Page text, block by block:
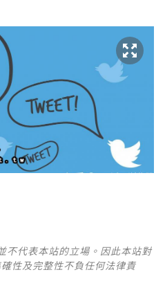
不代表本站的立場。因此本站對
性及完整性不負任何法律責